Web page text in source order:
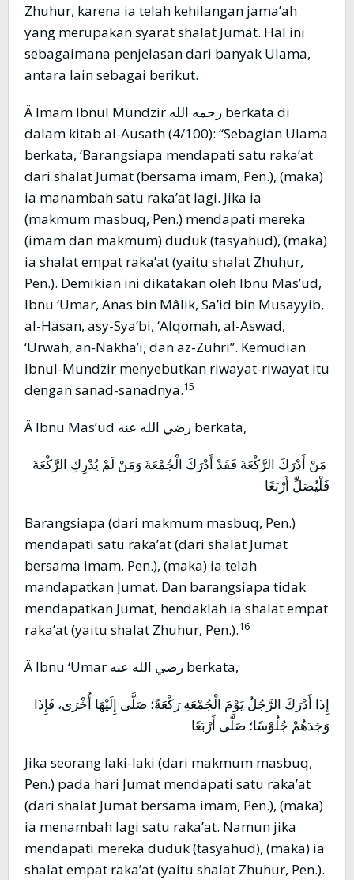
Zhuhur, karena ia telah kehilangan jama’ah
yang merupakan syarat shalat Jumat. Hal ini
sebagaimana penjelasan dari banyak Ulama,
antara lain sebagai berikut.
Ä Imam Ibnul Mundzir رحمه الله berkata di
dalam kitab al-Ausath (4/100): “Sebagian Ulama
berkata, ‘Barangsiapa mendapati satu raka’at
dari shalat Jumat (bersama imam, Pen.), (maka)
ia manambah satu raka’at lagi. Jika ia
(makmum masbuq, Pen.) mendapati mereka
(imam dan makmum) duduk (tasyahud), (maka)
ia shalat empat raka’at (yaitu shalat Zhuhur,
Pen.). Demikian ini dikatakan oleh Ibnu Mas’ud,
Ibnu ‘Umar, Anas bin Mâlik, Sa’id bin Musayyib,
al-Hasan, asy-Sya’bi, ‘Alqomah, al-Aswad,
‘Urwah, an-Nakha’i, dan az-Zuhri”. Kemudian
Ibnul-Mundzir menyebutkan riwayat-riwayat itu
dengan sanad-sanadnya.15
Ä Ibnu Mas’ud رضي الله عنه berkata,
مَنْ أَدْرَكَ الرَّكْعَةَ فَقَدْ أَدْرَكَ الْجُمْعَةَ وَمَنْ لَمْ يُدْرِكِ الرَّكْعَةَ
فَلْيُصَلِّ أَرْبَعًا
Barangsiapa (dari makmum masbuq, Pen.)
mendapati satu raka’at (dari shalat Jumat
bersama imam, Pen.), (maka) ia telah
mandapatkan Jumat. Dan barangsiapa tidak
mendapatkan Jumat, hendaklah ia shalat empat
raka’at (yaitu shalat Zhuhur, Pen.).16
Ä Ibnu ‘Umar رضي الله عنه berkata,
إِذَا أَدْرَكَ الرَّجُلُ يَوْمَ الْجُمْعَةِ رَكْعَةً؛ صَلَّى إِلَيْهَا أُخْرَى، فَإِذَا
وَجَدَهُمْ جُلُوْسًا؛ صَلَّى أَرْبَعًا
Jika seorang laki-laki (dari makmum masbuq,
Pen.) pada hari Jumat mendapati satu raka’at
(dari shalat Jumat bersama imam, Pen.), (maka)
ia menambah lagi satu raka’at. Namun jika
mendapati mereka duduk (tasyahud), (maka) ia
shalat empat raka’at (yaitu shalat Zhuhur, Pen.).